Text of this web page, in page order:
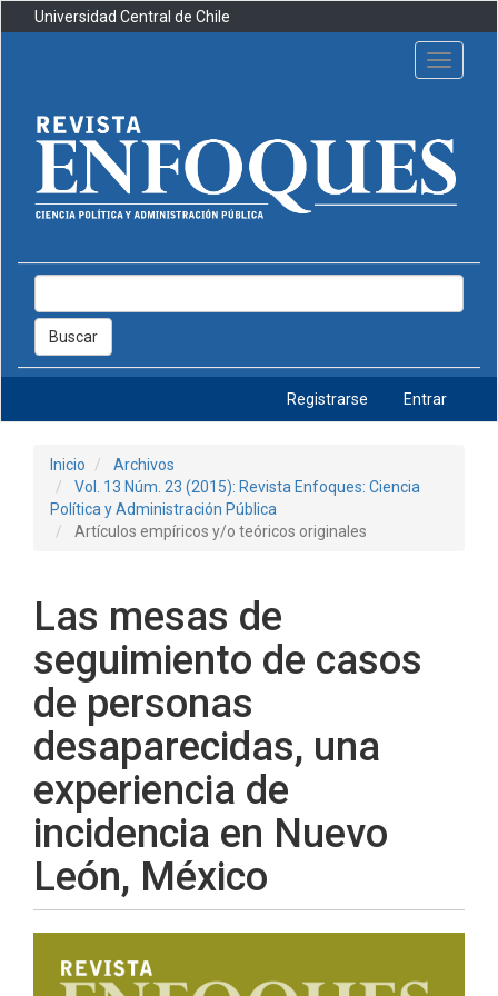
Navegación
principal
lateral
Universidad Central de Chile
Toggle
Buscar
Registrarse Entrar
Inicio
Archivos
Vol. 13 Núm. 23 (2015): Revista Enfoques: Ciencia
Política y Administración Pública
Artículos empíricos y/o teóricos originales
Las mesas de
seguimiento de casos
de personas
desaparecidas, una
experiencia de
incidencia en Nuevo
León, México
Barra
lateral